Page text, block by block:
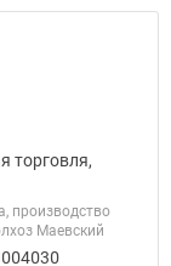
торговля,
производство
Маевский